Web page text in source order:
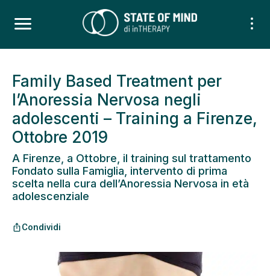
Family Based Treatment per
l’Anoressia Nervosa negli
adolescenti – Training a Firenze,
Ottobre 2019
A Firenze, a Ottobre, il training sul trattamento
Fondato sulla Famiglia, intervento di prima
scelta nella cura dell’Anoressia Nervosa in età
adolescenziale
ios_shareCondividi